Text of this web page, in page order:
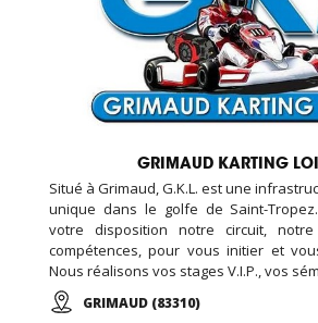
GRIMAUD KARTING
Situé à Grimaud, G.K.L. est une
unique dans le golfe de Saint-
votre disposition notre circuit,
compétences, pour vous initier et
Nous réalisons vos stages V.I.P., vos
formules week-end... Encadré par
passionnés vous participerez aux
GRIMAUD (83310)